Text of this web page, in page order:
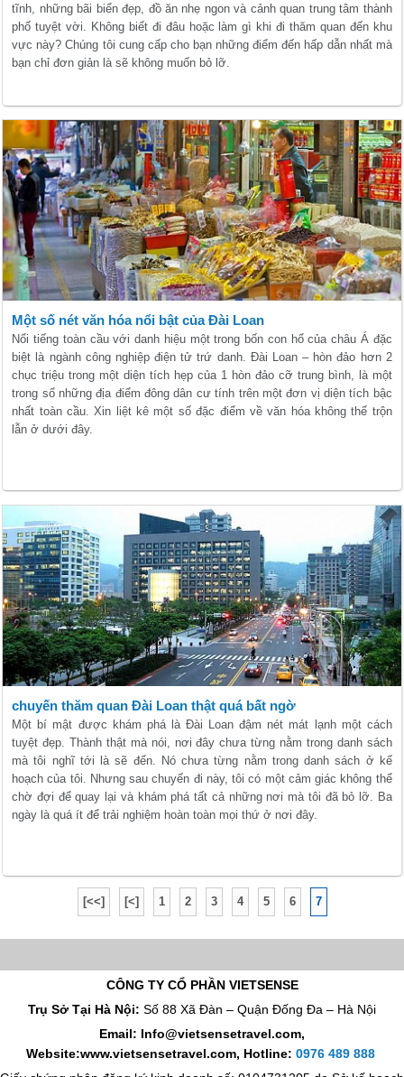
tĩnh, những bãi biển đẹp, đồ ăn nhẹ ngon và cảnh quan trung tâm thành
phố tuyệt vời.
Không biết đi đâu hoặc làm gì khi đi thăm quan đến khu
vực này? Chúng tôi cung cấp cho bạn những điểm đến hấp dẫn nhất mà
bạn chỉ đơn giản là sẽ không muốn bỏ lỡ.
Một số nét văn hóa nổi bật của Đài Loan
Nổi tiếng toàn cầu với danh hiệu một trong bốn con hổ của châu Á đặc
biệt là ngành công nghiệp điện tử trứ danh. Đài Loan – hòn đảo hơn 2
chục triệu trong một diện tích hẹp của 1 hòn đảo cỡ trung bình, là một
trong số những địa điểm đông dân cư tính trên một đơn vị diện tích bậc
nhất toàn cầu. Xin liệt kê một số đặc điểm về văn hóa không thể trộn
lẫn ở dưới đây.
chuyến thăm quan Đài Loan thật quá bất ngờ
Một bí mật được khám phá là Đài Loan đậm nét mát lạnh một cách
tuyệt đẹp. Thành thật mà nói, nơi đây chưa từng nằm trong danh sách
mà tôi nghĩ tới là sẽ đến. Nó chưa từng nằm trong danh sách ở kế
hoạch của tôi. Nhưng sau chuyến đi này, tôi có một cảm giác không thể
chờ đợi để quay lại và khám phá tất cả những nơi mà tôi đã bỏ lỡ. Ba
ngày là quá ít để trải nghiệm hoàn toàn mọi thứ ở nơi đây.
[<<] [<] 1 2 3 4 5 6 7
CÔNG TY CỔ PHẦN VIETSENSE
Trụ Sở Tại Hà Nội: Số 88 Xã Đàn – Quận Đống Đa – Hà Nội
Email: Info@vietsensetravel.com,
Website:www.vietsensetravel.com, Hotline: 0976 489 888